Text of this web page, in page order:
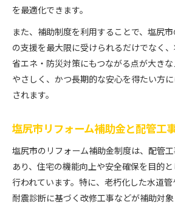
塩尻市のリフォーム補助金で
省エネリフォームと配管工事
配管工事でエコな住まいへ近
配管工事の補助金対象範囲を
塩尻市補助金利用可能な配管
配管工事業者と補助金制度の
リフォーム全体の予算配分と
配管工事支援策の比較で失敗
を最適化できます。
また、補助制度を利用することで、塩尻
の支援を最大限に受けられるだけでなく
省エネ・防災対策にもつながる点が大き
やさしく、かつ長期的な安心を得たい方
されます。
塩尻市リフォーム補助金と配管工
塩尻市のリフォーム補助金制度は、配管
あり、住宅の機能向上や安全確保を目的
行われています。特に、老朽化した水道管
耐震診断に基づく改修工事などが補助対